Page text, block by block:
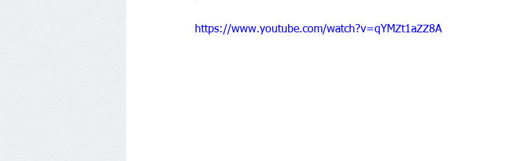
https://www.youtube.com/watch?v=qYMZt1aZZ8A